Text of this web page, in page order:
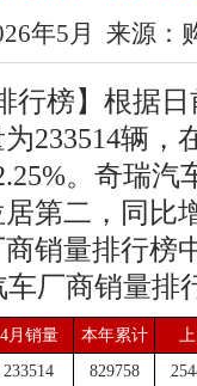
年5月 来源：
行榜】根据
233514辆，
。奇瑞汽
第二，同比
销量排行榜
车厂商销量排
4月销量 本年累计
233514 829758